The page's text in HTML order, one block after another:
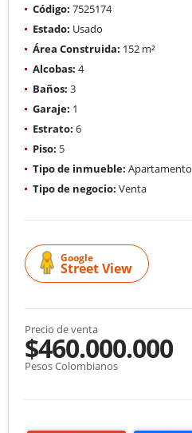
Código: 7525174
Estado: Usado
Área Construida: 152 m²
Alcobas: 4
Baños: 3
Garaje: 1
Estrato: 6
Piso: 5
Tipo de inmueble: Apartamento
Tipo de negocio: Venta
Google
Street View
Precio de venta
$460.000.000
Pesos Colombianos